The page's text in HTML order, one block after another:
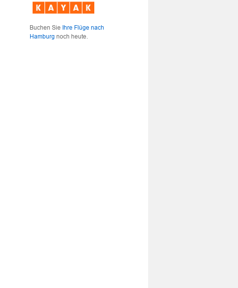
Buchen Sie Ihre Flüge nach
Hamburg noch heute.